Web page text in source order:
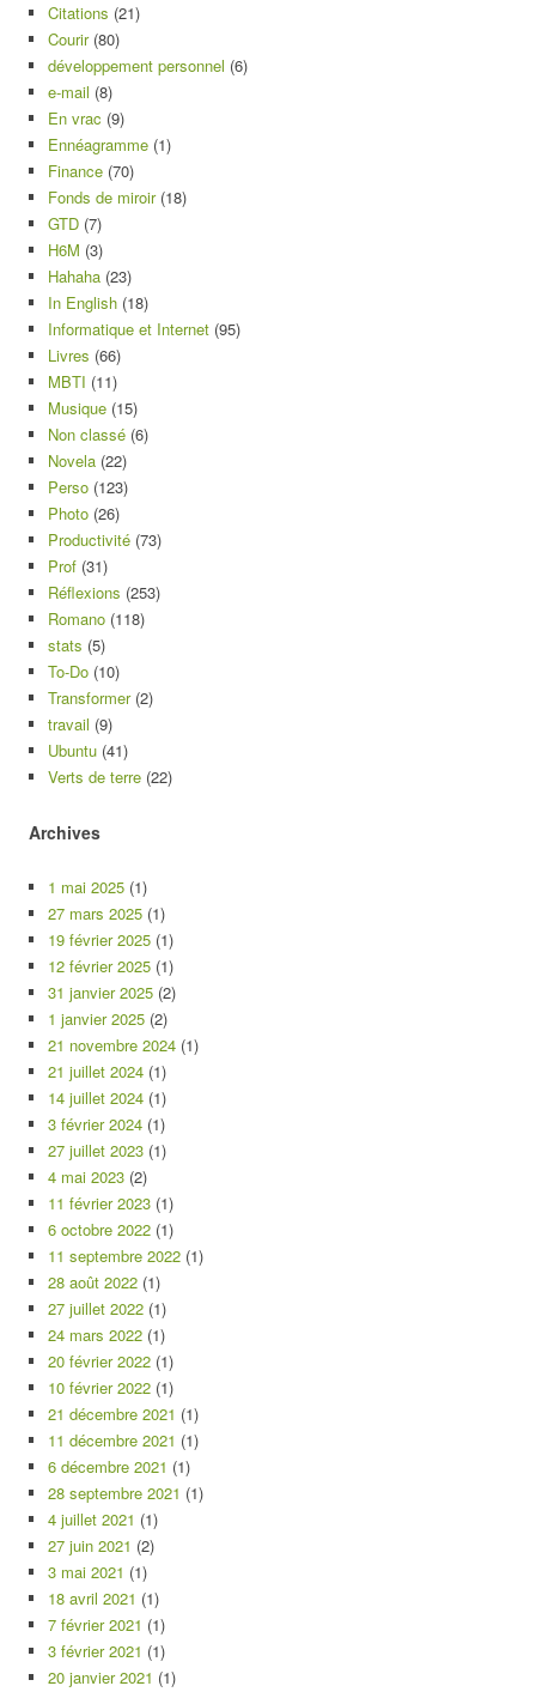
Citations (21)
Courir(80)
développement personnel (6)
e-mail (8)
En vrac (9)
Ennéagramme (1)
Finance (70)
Fonds de miroir(18)
GTD (7)
H6M (3)
Hahaha (23)
In English (18)
Informatique et Internet (95)
Livres (66)
MBTI (11)
Musique (15)
Non classé (6)
Novela (22)
Perso (123)
Photo (26)
Productivité (73)
Prof (31)
Réflexions (253)
Romano (118)
stats (5)
To-Do (10)
Transformer(2)
travail (9)
Ubuntu (41)
Verts de terre (22)
Archives
1 mai 2025 (1)
27 mars 2025 (1)
19 février 2025 (1)
12 février 2025 (1)
31 janvier 2025 (2)
1 janvier 2025 (2)
21 novembre 2024 (1)
21 juillet 2024 (1)
14 juillet 2024 (1)
3 février 2024 (1)
27 juillet 2023 (1)
4 mai 2023 (2)
11 février 2023 (1)
6 octobre 2022 (1)
11 septembre 2022 (1)
28 août 2022 (1)
27 juillet 2022 (1)
24 mars 2022 (1)
20 février 2022 (1)
10 février 2022 (1)
21 décembre 2021 (1)
11 décembre 2021 (1)
6 décembre 2021 (1)
28 septembre 2021 (1)
4 juillet 2021 (1)
27 juin 2021 (2)
3 mai 2021 (1)
18 avril 2021 (1)
7 février 2021 (1)
3 février 2021 (1)
20 janvier 2021 (1)